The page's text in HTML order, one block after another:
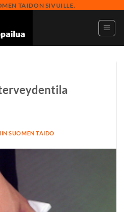
TAIDON SIVUILLE.
SUOMEN TAIDO